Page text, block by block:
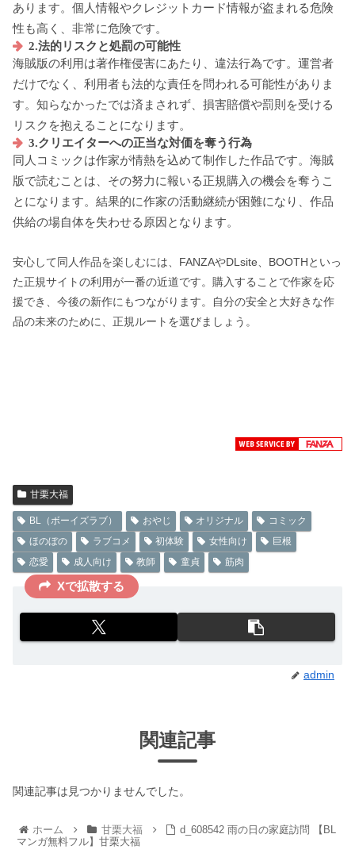
あります。個人情報やクレジットカード情報が盗まれる危険
性も高く、非常に危険です。
2.法的リスクと処罰の可能性
海賊版の利用は著作権侵害にあたり、違法行為です。運営者
だけでなく、利用者も法的な責任を問われる可能性がありま
す。知らなかったでは済まされず、損害賠償や罰則を受ける
リスクを抱えることになります。
3.クリエイターへの正当な対価を奪う行為
同人コミックは作家が情熱を込めて制作した作品です。海賊
版で読むことは、その努力に報いる正規購入の機会を奪うこ
とになります。結果的に作家の活動継続が困難になり、作品
供給の場自体を失わせる原因となります。
安心して同人作品を楽しむには、FANZAやDLsite、BOOTHといっ
た正規サイトの利用が一番の近道です。購入することで作家を応
援でき、今後の新作にもつながります。自分の安全と大好きな作
品の未来のために、正規ルートを選びましょう。
甘栗大福
BL（ボーイズラブ） おやじ オリジナル
コミック
ほのぼの
ラブコメ 初体験 女性向け
巨根
恋愛
成人向け 教師 童貞 筋肉
Xで拡散する
admin
関連記事
関連記事は見つかりませんでした。
ホーム 甘栗大福
d_608542 雨の日の家庭訪問 【BL
マンガ無料フル】甘栗大福